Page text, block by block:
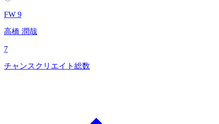
FW 9
高橋 潤哉
7
チャンスクリエイト総数